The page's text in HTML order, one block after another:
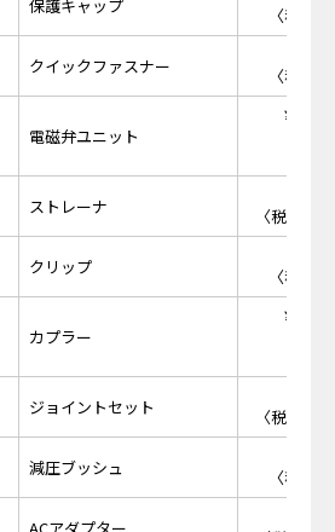
保護キャップ
〈税抜
クイックファスナー
〈税抜
電磁弁ユニット
￥
ストレーナ
〈税抜価
クリップ
〈税抜
カプラー
￥
ジョイントセット
〈税抜価
減圧ブッシュ
〈税抜